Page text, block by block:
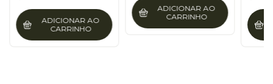
ADICIONAR AO
CARRINHO
ADICIONAR AO
CARRINHO